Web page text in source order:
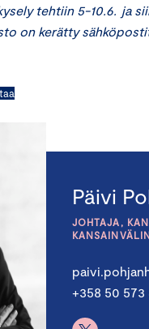
tehtiin 5-10.6. ja
on kerätty
Päivi
JOHTAJA,
+358 50 573